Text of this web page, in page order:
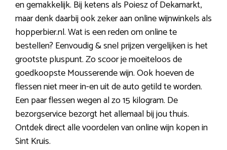
en gemakkelijk. Bij ketens als Poiesz of Dekamarkt,
maar denk daarbij ook zeker aan online wijnwinkels als
hopperbier.nl. Wat is een reden om online te
bestellen? Eenvoudig & snel prijzen vergelijken is het
grootste pluspunt. Zo scoor je moeiteloos de
goedkoopste Mousserende wijn. Ook hoeven de
flessen niet meer in-en uit de auto getild te worden.
Een paar flessen wegen al zo 15 kilogram. De
bezorgservice bezorgt het allemaal bij jou thuis.
Ontdek direct alle voordelen van online wijn kopen in
Sint Kruis.